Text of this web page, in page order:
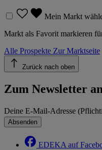
Mein Markt
Markt als Favorit markieren
Alle Prospekte Zur Marktseite
Zurück nach oben
Zum Newsletter
Deine E-Mail-Adresse
Absenden
EDEKA auf